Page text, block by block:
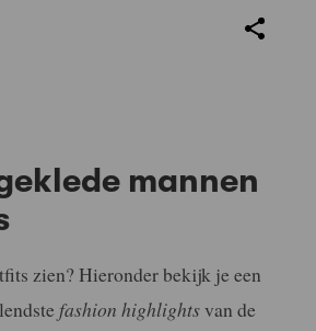
mannen
zien? Hieronder bekijk je een
fashion highlightsvan de